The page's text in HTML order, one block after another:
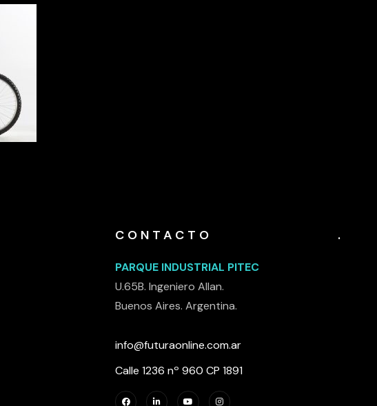
CONTACTO
PARQUE INDUSTRIAL PITEC
U.65B. Ingeniero Allan.
Buenos Aires. Argentina.
info@futuraonline.com.ar
Calle 1236 nº 960 CP 1891
.